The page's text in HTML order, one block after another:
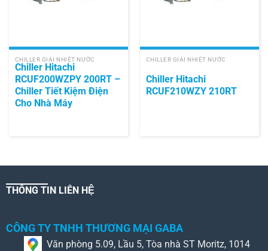
CHILLER GIẢI NHIỆT NƯỚC
Chiller Hitachi
RCUF200WZPY 200RT –
Chiller Tiết Kiệm Điện
Cho Nhà Máy
CHILLER GIẢI NHIỆT NƯỚC
Chiller Hitachi
RCUF210WZY 210RT
THÔNG TIN LIÊN HỆ
CÔNG TY TNHH THƯƠNG MẠI GABA
Văn phòng 5.09, Lầu 5, Tòa nhà ST Moritz, 1014